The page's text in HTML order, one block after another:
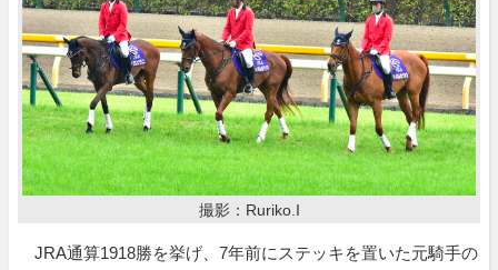
撮影：Ruriko.I
JRA通算1918勝を挙げ、7年前にステッキを置いた元騎手の